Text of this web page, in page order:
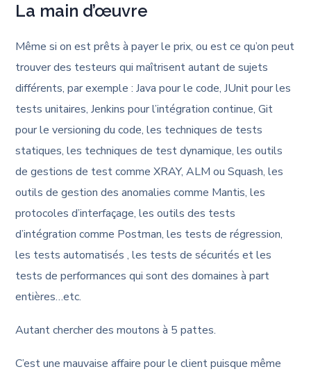
La main d’œuvre
Même si on est prêts à payer le prix, ou est ce qu’on peut
trouver des testeurs qui maîtrisent autant de sujets
différents, par exemple : Java pour le code, JUnit pour les
tests unitaires, Jenkins pour l’intégration continue, Git
pour le versioning du code, les techniques de tests
statiques, les techniques de test dynamique, les outils
de gestions de test comme XRAY, ALM ou Squash, les
outils de gestion des anomalies comme Mantis, les
protocoles d’interfaçage, les outils des tests
d’intégration comme Postman, les tests de régression,
les tests automatisés , les tests de sécurités et les
tests de performances qui sont des domaines à part
entières…etc.
Autant chercher des moutons à 5 pattes.
C’est une mauvaise affaire pour le client puisque même